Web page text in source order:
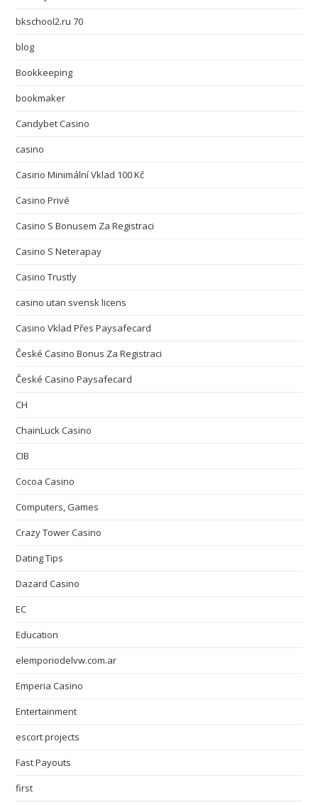
bkschool2.ru 70
blog
Bookkeeping
bookmaker
Candybet Casino
casino
Casino Minimální Vklad 100 Kč
Casino Privé
Casino S Bonusem Za Registraci
Casino S Neterapay
Casino Trustly
casino utan svensk licens
Casino Vklad Přes Paysafecard
České Casino Bonus Za Registraci
České Casino Paysafecard
CH
ChainLuck Casino
CIB
Cocoa Casino
Computers, Games
Crazy Tower Сasino
Dating Tips
Dazard Casino
EC
Education
elemporiodelvw.com.ar
Emperia Casino
Entertainment
escort projects
Fast Payouts
first